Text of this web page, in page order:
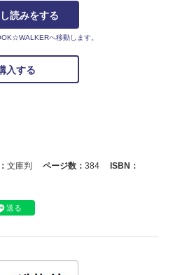
読みをする
へ移動します。
入する
文庫判 ページ数： 384
ISBN：
送る